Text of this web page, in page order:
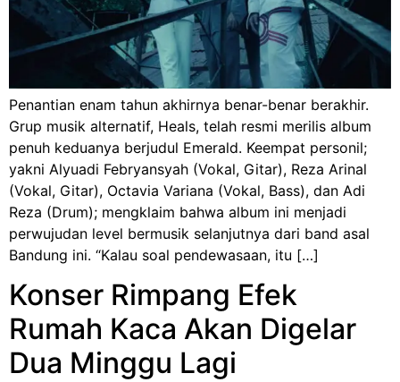
Penantian enam tahun akhirnya benar-benar berakhir.
Grup musik alternatif, Heals, telah resmi merilis album
penuh keduanya berjudul Emerald. Keempat personil;
yakni Alyuadi Febryansyah (Vokal, Gitar), Reza Arinal
(Vokal, Gitar), Octavia Variana (Vokal, Bass), dan Adi
Reza (Drum); mengklaim bahwa album ini menjadi
perwujudan level bermusik selanjutnya dari band asal
Bandung ini. “Kalau soal pendewasaan, itu […]
Konser Rimpang Efek
Rumah Kaca Akan Digelar
Dua Minggu Lagi